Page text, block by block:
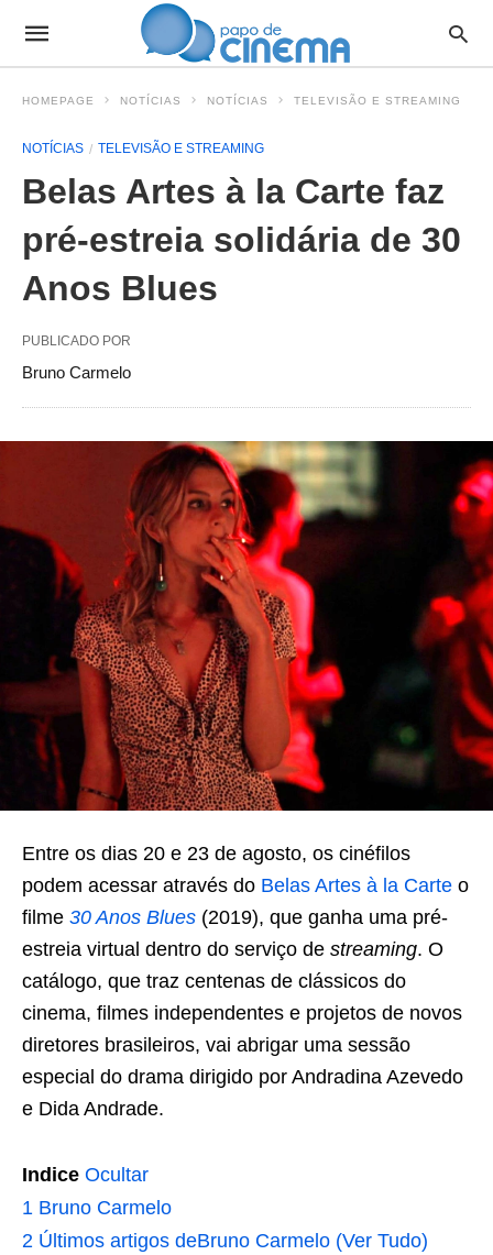
HOMEPAGE NOTÍCIAS NOTÍCIAS TELEVISÃO E STREAMING
NOTÍCIAS TELEVISÃO E STREAMING
Belas Artes à la Carte faz
pré-estreia solidária de 30
Anos Blues
PUBLICADO POR
Bruno Carmelo
Entre os dias 20 e 23 de agosto, os cinéfilos
podem acessar através do Belas Artes à la Carte o
filme 30 Anos Blues (2019), que ganha uma pré-
estreia virtual dentro do serviço de streaming. O
catálogo, que traz centenas de clássicos do
cinema, filmes independentes e projetos de novos
diretores brasileiros, vai abrigar uma sessão
especial do drama dirigido por Andradina Azevedo
e Dida Andrade.
Indice Ocultar
1 Bruno Carmelo
2 Últimos artigos deBruno Carmelo (Ver Tudo)